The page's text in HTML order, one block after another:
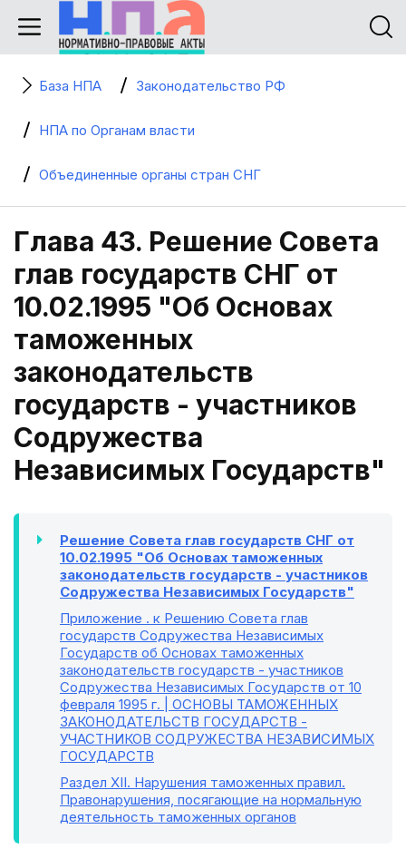
База НПА Законодательство РФ
НПА по Органам власти
Объединенные органы стран СНГ
Глава 43. Решение Совета
глав государств СНГ от
10.02.1995 "Об Основах
таможенных
законодательств
государств - участников
Содружества
Независимых Государств"
Решение Совета глав государств СНГ от
10.02.1995 "Об Основах таможенных
законодательств государств - участников
Содружества Независимых Государств"
Приложение . к Решению Совета глав
государств Содружества Независимых
Государств об Основах таможенных
законодательств государств - участников
Содружества Независимых Государств от 10
февраля 1995 г. | ОСНОВЫ ТАМОЖЕННЫХ
ЗАКОНОДАТЕЛЬСТВ ГОСУДАРСТВ -
УЧАСТНИКОВ СОДРУЖЕСТВА НЕЗАВИСИМЫХ
ГОСУДАРСТВ
Раздел XII. Нарушения таможенных правил.
Правонарушения, посягающие на нормальную
деятельность таможенных органов